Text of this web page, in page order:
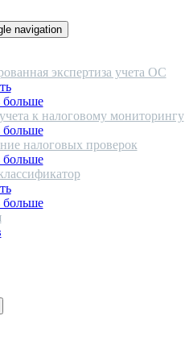
navigation
экспертиза учета ОС
больше
к налоговому мониторингу
больше
налоговых проверок
больше
больше